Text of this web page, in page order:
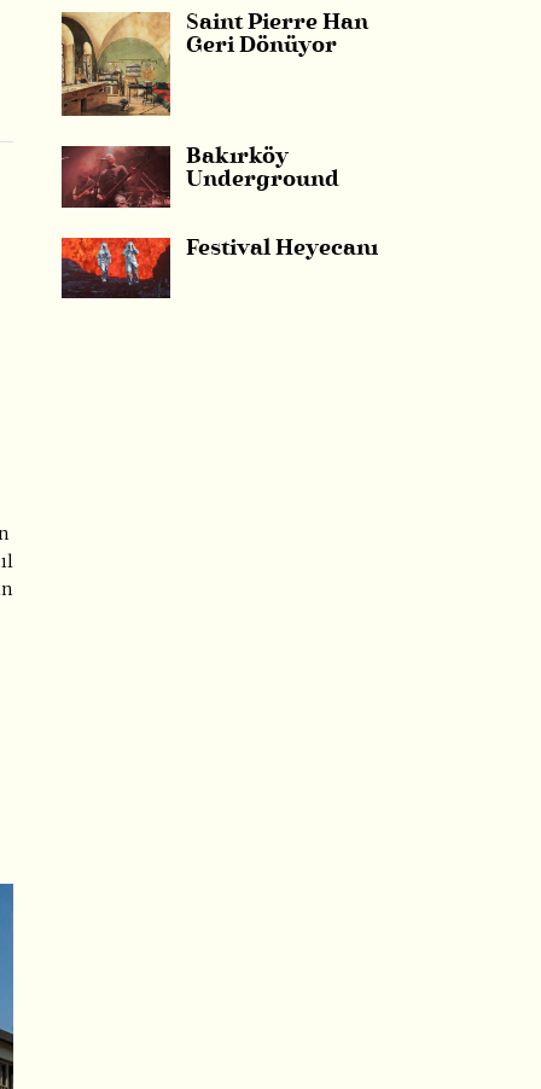
Saint Pierre Han
Geri Dönüyor
Bakırköy
Underground
Festival Heyecanı